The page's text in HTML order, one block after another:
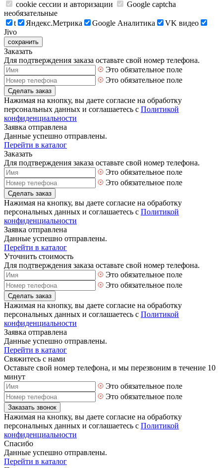
cookie сессии и авторизации
Google captcha
необязательные
t
Яндекс.Метрика Google Аналитика
VK видео
Jivo
сохранить
Заказать
Для подтверждения заказа оставьте свой номер телефона.
Это обязательное поле
Это обязательное поле
Сделать заказ
Нажимая на кнопку, вы даете согласие на обработку
персональных данных и соглашаетесь с Политикой
конфиденциальности
Заявка отправлена
Данные успешно отправлены.
Перейти в каталог
Заказать
Для подтверждения заказа оставьте свой номер телефона.
Это обязательное поле
Это обязательное поле
Сделать заказ
Нажимая на кнопку, вы даете согласие на обработку
персональных данных и соглашаетесь с Политикой
конфиденциальности
Заявка отправлена
Данные успешно отправлены.
Перейти в каталог
Уточнить стоимость
Для подтверждения заказа оставьте свой номер телефона.
Это обязательное поле
Это обязательное поле
Сделать заказ
Нажимая на кнопку, вы даете согласие на обработку
персональных данных и соглашаетесь с Политикой
конфиденциальности
Заявка отправлена
Данные успешно отправлены.
Перейти в каталог
Свяжитесь с нами
Оставьте свой номер телефона, и мы перезвоним в течение 10
минут
Это обязательное поле
Это обязательное поле
Заказать звонок
Нажимая на кнопку, вы даете согласие на обработку
персональных данных и соглашаетесь с Политикой
конфиденциальности
Спасибо
Данные успешно отправлены.
Перейти в каталог